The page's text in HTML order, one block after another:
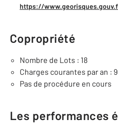
https://
Copropriété
Nombre de Lots : 18
Charges courantes par an :
Pas de procédure en cours
Les performances